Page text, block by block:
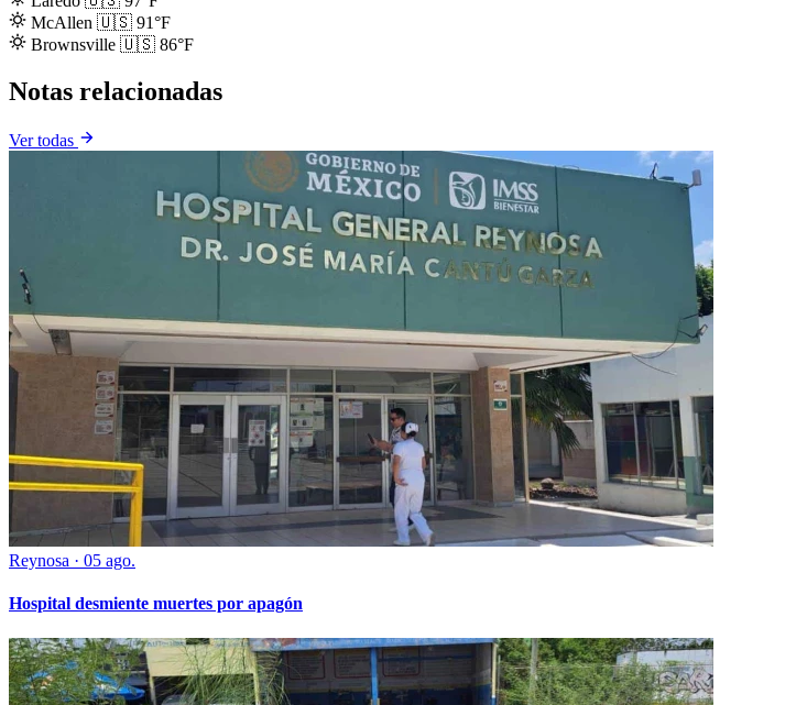
McAllen 🇺🇸 91°F
Brownsville 🇺🇸 86°F
Notas relacionadas
Ver todas
Reynosa · 05 ago.
Hospital desmiente muertes por apagón